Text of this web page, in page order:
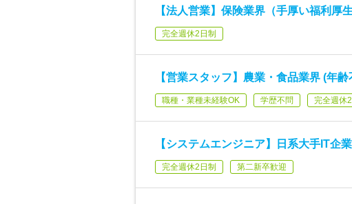
【法人営業】保険業界（手厚い福利
完全週休2日制
【営業スタッフ】農業・食品業界 (年齢
職種・業種未経験OK 学歴不問 完全週休
【システムエンジニア】日系大手IT企
完全週休2日制 第二新卒歓迎